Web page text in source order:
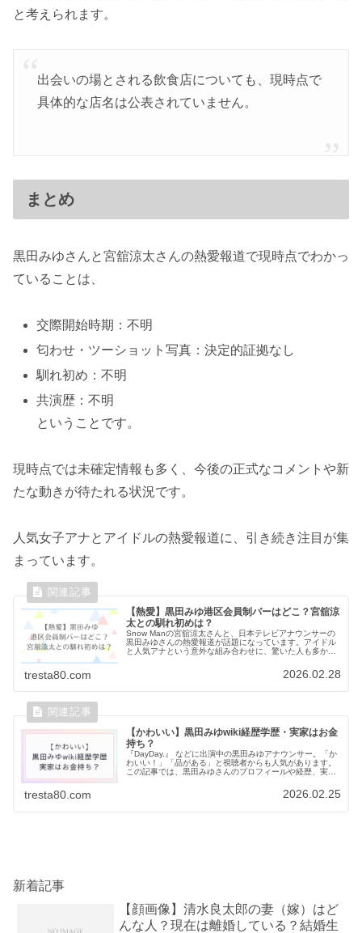
と考えられます。
出会いの場とされる飲食店についても、現時点で
具体的な店名は公表されていません。
まとめ
黒田みゆさんと宮舘涼太さんの熱愛報道で現時点でわかっ
ていることは、
交際開始時期：不明
匂わせ・ツーショット写真：決定的証拠なし
馴れ初め：不明
共演歴：不明
ということです。
現時点では未確定情報も多く、今後の正式なコメントや新
たな動きが待たれる状況です。
人気女子アナとアイドルの熱愛報道に、引き続き注目が集
まっています。
【熱愛】黒田みゆ港区会員制バーはどこ？宮舘涼
太との馴れ初めは？
Snow Manの宮舘涼太さんと、日本テレビアナウンサーの
黒田みゆさんの熱愛報道が話題になっています。アイドル
と人気アナという意外な組み合わせに、驚いた人も多かっ
tresta80.com 2026.02.28
【かわいい】黒田みゆwiki経歴学歴・実家はお金
持ち？
『DayDay.』 などに出演中の黒田みゆアナウンサー。「か
わいい！」「品がある」と視聴者からも人気があります。
この記事では、黒田みゆさんのプロフィールや経歴、実家
tresta80.com 2026.02.25
新着記事
【顔画像】清水良太郎の妻（嫁）はど
んな人？現在は離婚している？結婚生